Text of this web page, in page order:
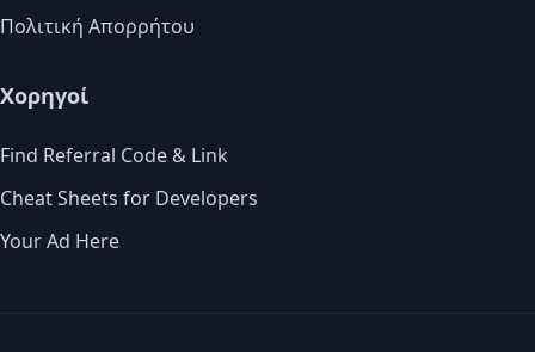
Πολιτική Απορρήτου
Χορηγοί
Find Referral Code & Link
Cheat Sheets for Developers
Your Ad Here